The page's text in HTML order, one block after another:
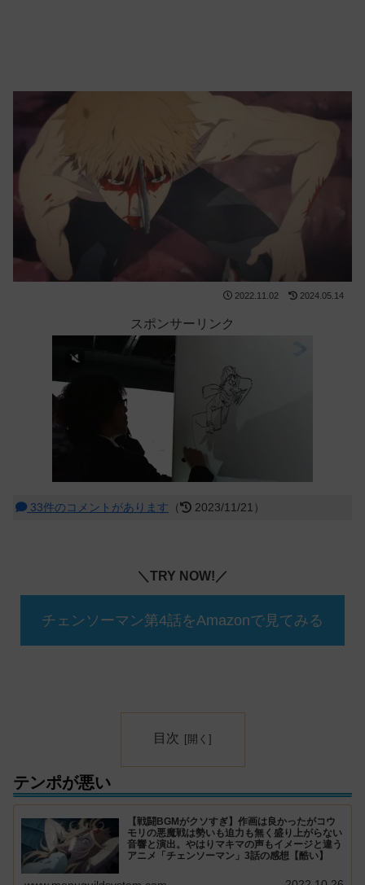
2022.11.02 2024.05.14
スポンサーリンク
33件のコメントがあります （ 2023/11/21）
＼TRY NOW!／
チェンソーマン第4話をAmazonで見てみる
目次
テンポが悪い
【戦闘BGMがクソすぎ】作画は良かったがコウ
モリの悪魔戦は勢いも迫力も無く盛り上がらない
音響と演出。やはりマキマの声もイメージと違う
アニメ「チェンソーマン」3話の感想【酷い】